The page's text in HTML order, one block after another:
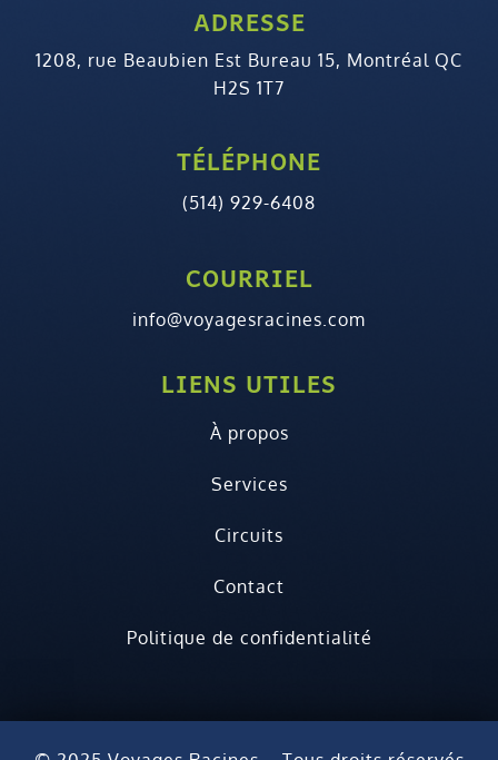
ADRESSE
1208, rue Beaubien Est Bureau 15, Montréal QC
H2S 1T7
TÉLÉPHONE
(514) 929-6408
COURRIEL
info@voyagesracines.com
LIENS UTILES
À propos
Services
Circuits
Contact
Politique de confidentialité